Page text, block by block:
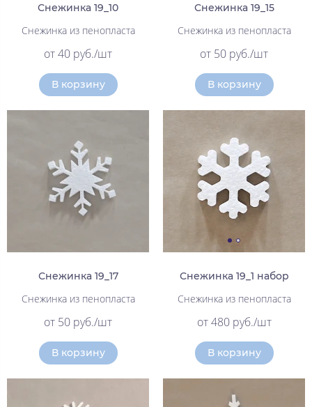
Снежинка 19_10
Снежинка из пенопласта
от 40 руб./шт
В корзину
Снежинка 19_15
Снежинка из пенопласта
от 50 руб./шт
В корзину
Снежинка 19_17
Снежинка из пенопласта
от 50 руб./шт
В корзину
Снежинка 19_1 набор
Снежинка из пенопласта
от 480 руб./шт
В корзину